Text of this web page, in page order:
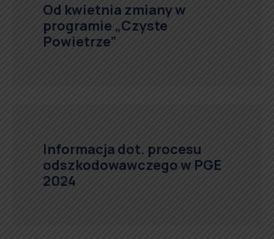
Od kwietnia zmiany w
programie „Czyste
Powietrze”
Informacja dot. procesu
odszkodowawczego w PGE
2024